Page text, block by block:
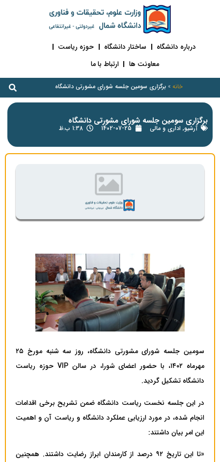
درباره دانشگاه ساختار دانشگاه
حوزه ریاست
معاونت ها
ارتباط با ما
خانه »برگزاری سومین جلسه شورای مشورتی دانشگاه
برگزاری سومین جلسه شورای مشورتی دانشگاه
آرشیو, اداری و مالی 1402-07-25 1:38 ب.ظ
سومین جلسه شورای مشورتی دانشگاه، روز سه شنبه مورخ ۲۵
مهرماه ۱۴۰۲، با حضور اعضای شورا، در سالن VIP حوزه ریاست
دانشگاه تشکیل گردید.
در این جلسه نخست ریاست دانشگاه ضمن تشریح برخی اقدامات
انجام شده، در مورد ارزیابی عملکرد دانشگاه و ریاست آن و اهمیت
این امر بیان داشتند:
«تا این تاریخ ۹۲ درصد از کارمندان ابراز رضایت داشتند. همچنین